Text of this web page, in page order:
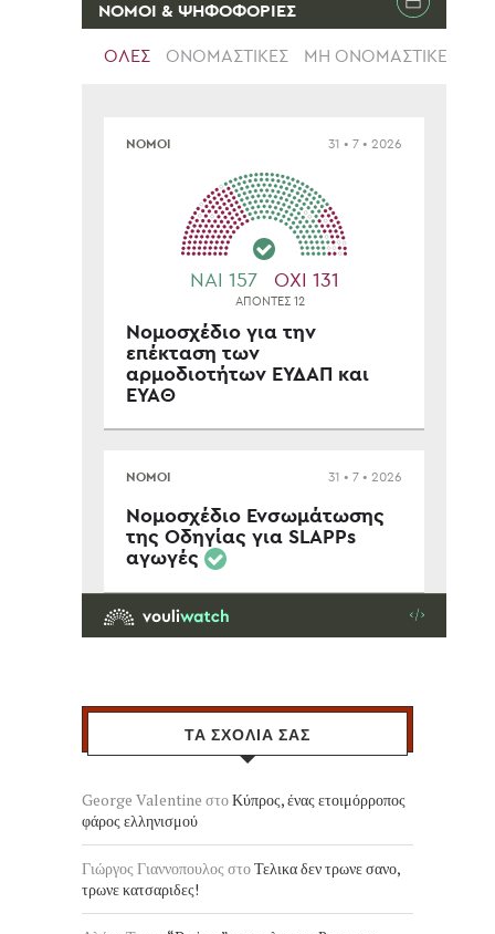
ΤΑ ΣΧΟΛΙΑ ΣΑΣ
George Valentine στοΚύπρος, ένας ετοιμόρροπος
φάρος ελληνισμού
Γιώργος Γιαννοπουλος στοΤελικα δεν τρωνε σανο,
τρωνε κατσαριδες!